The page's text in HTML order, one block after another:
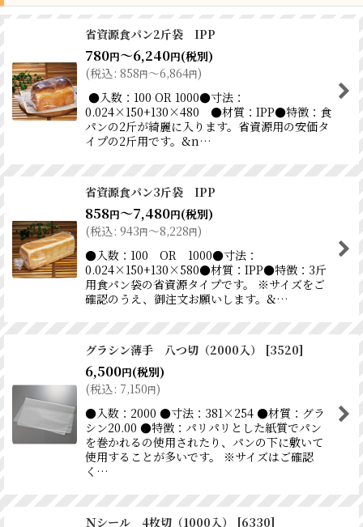
省資源食パン2斤袋 IPP
780円～6,240円(税別)
(税込: 858円～6,864円)
●入数：100 OR 1000●寸法：
0.024×150+130×480 ●材質：IPP●特徴：食
パンの2斤が綺麗に入ります。省資源用の安価タ
イプの2斤用です。&n…
省資源食パン3斤袋 IPP
858円～7,480円(税別)
(税込: 943円～8,228円)
●入数：100 OR 1000●寸法：
0.024×150+130×580●材質：IPP●特徴：3斤
用食パン袋の省資源タイプです。 ※サイズをご
確認のうえ、御注文お願いします。&…
グラシン薄手 八つ切（2000入） [3520]
6,500円(税別)
(税込: 7,150円)
●入数：2000 ●寸法：381×254 ●材質：グラ
シン20.00 ●特徴：パリパリとした紙質でパン
を巻かれるの使用されたり、パンの下に敷いて
使用することが多いです。 ※サイズはご確認
く…
Ｎシール 4枚切（1000入） [6330]